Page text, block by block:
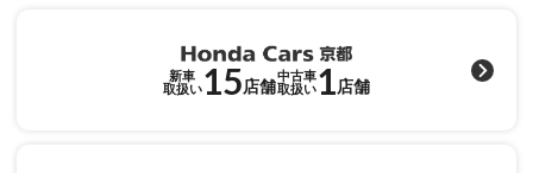
新車
取扱い15店舗
中古車
取扱い1店舗